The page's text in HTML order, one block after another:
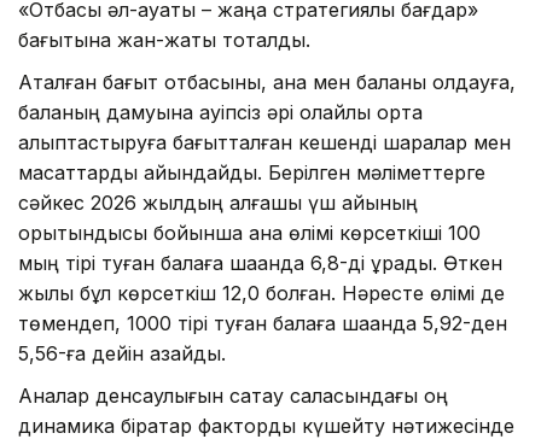
«Отбасы әл-ауқаты – жаңа стратегиялық бағдар»
бағытына жан-жақты тоқталды.
Аталған бағыт отбасыны, ана мен баланы қолдауға,
баланың дамуына қауіпсіз әрі қолайлы орта
қалыптастыруға бағытталған кешенді шаралар мен
мақсаттарды айқындайды. Берілген мәліметтерге
сәйкес 2026 жылдың алғашқы үш айының
қорытындысы бойынша ана өлімі көрсеткіші 100
мың тірі туған балаға шаққанда 6,8-ді құрады. Өткен
жылы бұл көрсеткіш 12,0 болған. Нәресте өлімі де
төмендеп, 1000 тірі туған балаға шаққанда 5,92-ден
5,56-ға дейін азайды.
Аналар денсаулығын сақтау саласындағы оң
динамика бірқатар факторды күшейту нәтижесінде